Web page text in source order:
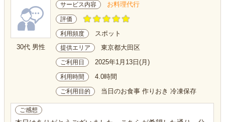
30代 男性
サービス内容 お料理代行
評価
利用頻度 スポット
提供エリア 東京都大田区
ご利用日 2025年1月13日(月)
利用時間 4.0時間
ご利用目的 当日のお食事 作りおき 冷凍保存
ご感想